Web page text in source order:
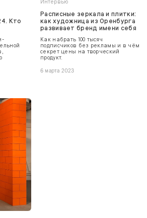
Кто
Интервью
Расписные зеркала и плитки:
как художница из Оренбурга
развивает бренд имени себя
Как набрать 100 тысяч
подписчиков без рекламы и в чём
секрет цены на творческий
продукт.
6 марта 2023